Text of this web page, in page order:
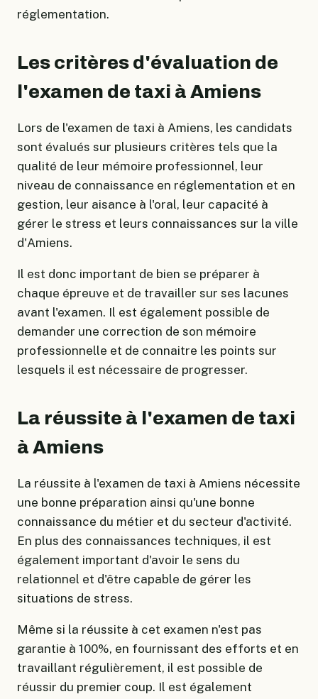
réglementation.
Les critères d'évaluation de
l'examen de taxi à Amiens
Lors de l'examen de taxi à Amiens, les candidats
sont évalués sur plusieurs critères tels que la
qualité de leur mémoire professionnel, leur
niveau de connaissance en réglementation et en
gestion, leur aisance à l'oral, leur capacité à
gérer le stress et leurs connaissances sur la ville
d'Amiens.
Il est donc important de bien se préparer à
chaque épreuve et de travailler sur ses lacunes
avant l'examen. Il est également possible de
demander une correction de son mémoire
professionnelle et de connaitre les points sur
lesquels il est nécessaire de progresser.
La réussite à l'examen de taxi
à Amiens
La réussite à l'examen de taxi à Amiens nécessite
une bonne préparation ainsi qu'une bonne
connaissance du métier et du secteur d'activité.
En plus des connaissances techniques, il est
également important d'avoir le sens du
relationnel et d'être capable de gérer les
situations de stress.
Même si la réussite à cet examen n'est pas
garantie à 100%, en fournissant des efforts et en
travaillant régulièrement, il est possible de
réussir du premier coup. Il est également